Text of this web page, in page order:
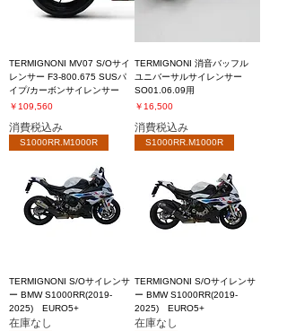
TERMIGNONI MV07 S/Oサイ
レンサー F3-800.675 SUSパ
イプ/カーボンサイレンサー
価格
￥109,560
消費税込み
TERMIGNONI 消音バッフル
ユニバーサルサイレンサー
SO01.06.09用
価格
￥16,500
消費税込み
S1000RR.M1000R
TERMIGNONI S/Oサイレンサ
ー BMW S1000RR(2019-
2025) EURO5+
在庫なし
S1000RR.M1000R
TERMIGNONI S/Oサイレンサ
ー BMW S1000RR(2019-
2025) EURO5+
在庫なし